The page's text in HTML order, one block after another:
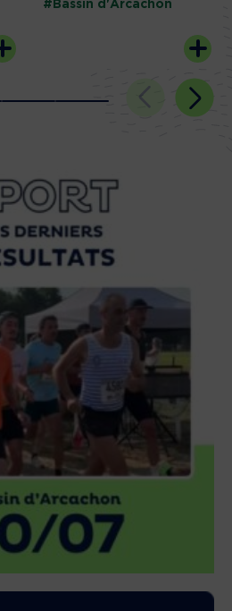
#Bassin d'Arcachon